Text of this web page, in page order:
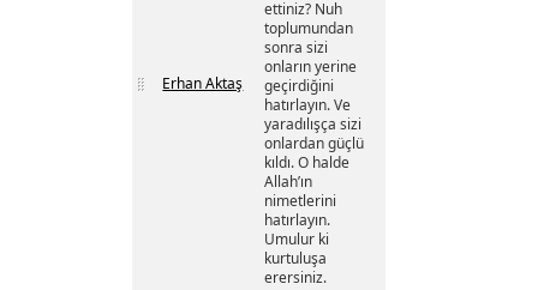
Erhan Aktaş
ettiniz? Nuh
toplumundan
sonra sizi
onların yerine
geçirdiğini
hatırlayın. Ve
yaradılışça sizi
onlardan güçlü
kıldı. O halde
Allah’ın
nimetlerini
hatırlayın.
Umulur ki
kurtuluşa
erersiniz.